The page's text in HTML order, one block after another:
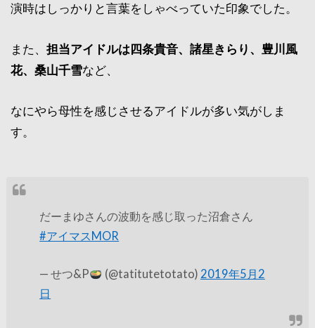
演時はしっかりと言葉をしゃべっていた印象でした。
また、担当アイドルは四条貴音、諸星きらり、豊川風
花、桑山千雪など、
なにやら母性を感じさせるアイドルが多い気がしま
す。
だーまゆさんの波動を感じ取った沼倉さん
#アイマスMOR
— せつ&P (@tatitutetotato) 2019年5月2
日